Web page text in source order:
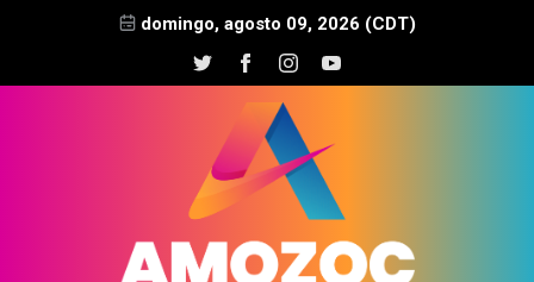
domingo, agosto 09, 2026 (CDT)